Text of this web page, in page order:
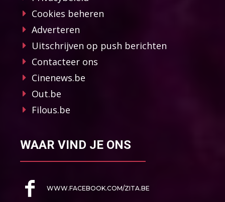
Cookies beheren
Adverteren
Uitschrijven op push berichten
Contacteer ons
Cinenews.be
Out.be
Filous.be
WAAR VIND JE ONS
WWW.FACEBOOK.COM/ZITA.BE